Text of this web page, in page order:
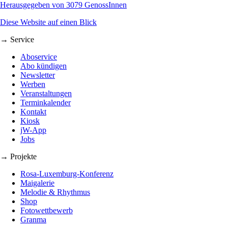
Herausgegeben von 3079 GenossInnen
Diese Website auf einen Blick
→ Service
Aboservice
Abo kündigen
Newsletter
Werben
Veranstaltungen
Terminkalender
Kontakt
Kiosk
jW-App
Jobs
→ Projekte
Rosa-Luxemburg-Konferenz
Maigalerie
Melodie & Rhythmus
Shop
Fotowettbewerb
Granma